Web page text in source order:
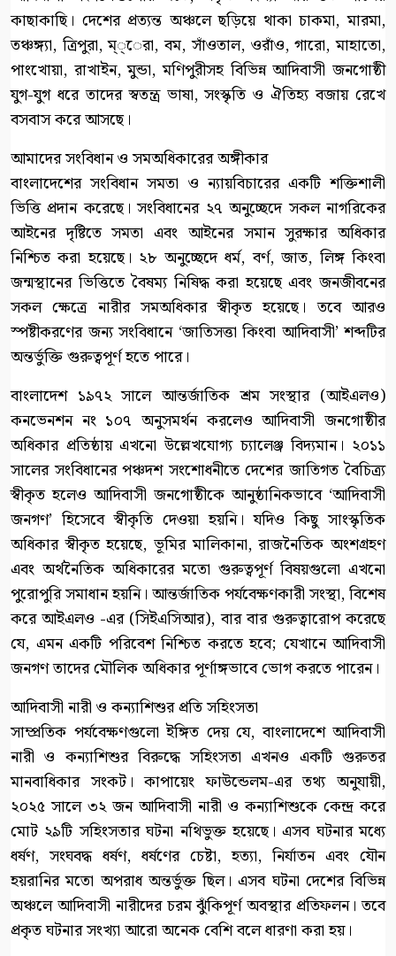
কাছাকাছি। দেশের প্রত্যন্ত অঞ্চলে ছড়িয়ে থাকা চাকমা, মারমা,
তঞ্চঙ্গ্যা, ত্রিপুরা, ম্্েরা, বম, সাঁওতাল, ওরাঁও, গারো, মাহাতো,
পাংখোয়া, রাখাইন, মুন্ডা, মণিপুরীসহ বিভিন্ন আদিবাসী জনগোষ্ঠী
যুগ-যুগ ধরে তাদের স্বতন্ত্র ভাষা, সংস্কৃতি ও ঐতিহ্য বজায় রেখে
বসবাস করে আসছে।
আমাদের সংবিধান ও সমঅধিকারের অঙ্গীকার
বাংলাদেশের সংবিধান সমতা ও ন্যায়বিচারের একটি শক্তিশালী
ভিত্তি প্রদান করেছে। সংবিধানের ২৭ অনুচ্ছেদে সকল নাগরিকের
আইনের দৃষ্টিতে সমতা এবং আইনের সমান সুরক্ষার অধিকার
নিশ্চিত করা হয়েছে। ২৮ অনুচ্ছেদে ধর্ম, বর্ণ, জাত, লিঙ্গ কিংবা
জন্মস্থানের ভিত্তিতে বৈষম্য নিষিদ্ধ করা হয়েছে এবং জনজীবনের
সকল ক্ষেত্রে নারীর সমঅধিকার স্বীকৃত হয়েছে। তবে আরও
স্পষ্টীকরণের জন্য সংবিধানে ‘জাতিসত্তা কিংবা আদিবাসী’ শব্দটির
অন্তর্ভুক্তি গুরুত্বপূর্ণ হতে পারে।
বাংলাদেশ ১৯৭২ সালে আন্তর্জাতিক শ্রম সংস্থার (আইএলও)
কনভেনশন নং ১০৭ অনুসমর্থন করলেও আদিবাসী জনগোষ্ঠীর
অধিকার প্রতিষ্ঠায় এখনো উল্লেখযোগ্য চ্যালেঞ্জ বিদ্যমান। ২০১১
সালের সংবিধানের পঞ্চদশ সংশোধনীতে দেশের জাতিগত বৈচিত্র্য
স্বীকৃত হলেও আদিবাসী জনগোষ্ঠীকে আনুষ্ঠানিকভাবে ‘আদিবাসী
জনগণ’ হিসেবে স্বীকৃতি দেওয়া হয়নি। যদিও কিছু সাংস্কৃতিক
অধিকার স্বীকৃত হয়েছে, ভূমির মালিকানা, রাজনৈতিক অংশগ্রহণ
এবং অর্থনৈতিক অধিকারের মতো গুরুত্বপূর্ণ বিষয়গুলো এখনো
পুরোপুরি সমাধান হয়নি। আন্তর্জাতিক পর্যবেক্ষণকারী সংস্থা, বিশেষ
করে আইএলও -এর (সিইএসিআর), বার বার গুরুত্বারোপ করেছে
যে, এমন একটি পরিবেশ নিশ্চিত করতে হবে; যেখানে আদিবাসী
জনগণ তাদের মৌলিক অধিকার পূর্ণাঙ্গভাবে ভোগ করতে পারেন।
আদিবাসী নারী ও কন্যাশিশুর প্রতি সহিংসতা
সাম্প্রতিক পর্যবেক্ষণগুলো ইঙ্গিত দেয় যে, বাংলাদেশে আদিবাসী
নারী ও কন্যাশিশুর বিরুদ্ধে সহিংসতা এখনও একটি গুরুতর
মানবাধিকার সংকট। কাপায়েং ফাউন্ডেলম-এর তথ্য অনুযায়ী,
২০২৫ সালে ৩২ জন আদিবাসী নারী ও কন্যাশিশুকে কেন্দ্র করে
মোট ২৯টি সহিংসতার ঘটনা নথিভুক্ত হয়েছে। এসব ঘটনার মধ্যে
ধর্ষণ, সংঘবদ্ধ ধর্ষণ, ধর্ষণের চেষ্টা, হত্যা, নির্যাতন এবং যৌন
হয়রানির মতো অপরাধ অন্তর্ভুক্ত ছিল। এসব ঘটনা দেশের বিভিন্ন
অঞ্চলে আদিবাসী নারীদের চরম ঝুঁকিপূর্ণ অবস্থার প্রতিফলন। তবে
প্রকৃত ঘটনার সংখ্যা আরো অনেক বেশি বলে ধারণা করা হয়।